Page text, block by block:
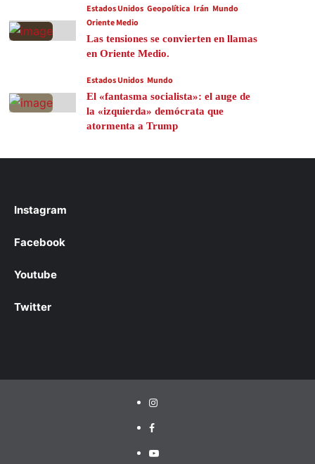
Estados Unidos Geopolítica Irán Mundo
Oriente Medio
Las tensiones se convierten en llamas
en Oriente Medio.
Estados Unidos Mundo
El «fantasma socialista»: el auge de
la «izquierda» demócrata que
atormenta a Trump
Instagram
Facebook
Youtube
Twitter